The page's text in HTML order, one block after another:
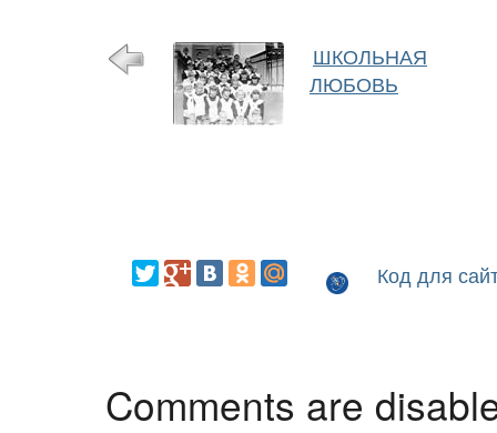
ШКОЛЬНАЯ
ЛЮБОВЬ
Код для
Comments are